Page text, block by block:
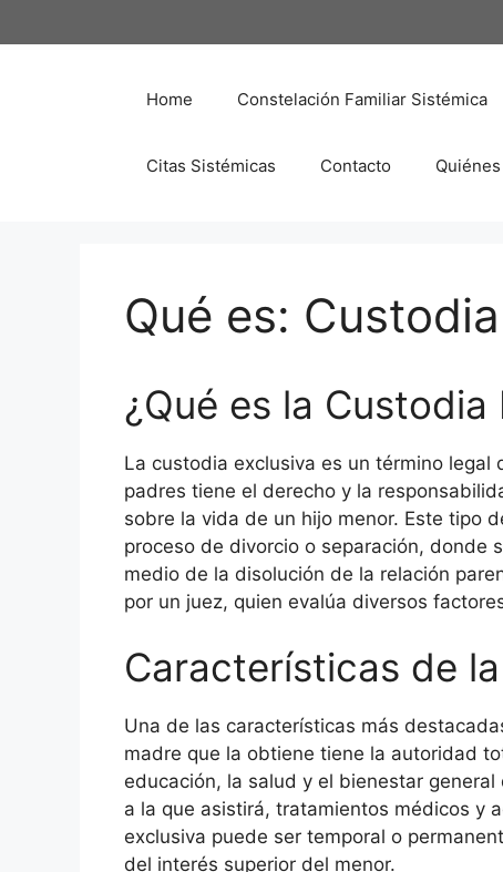
al
Home Constelación Familiar Sistémica
Citas Sistémicas Contacto
Qué es:
¿Qué es la Custodia
La custodia exclusiva es un término
padres tiene el derecho y la
sobre la vida de un hijo menor. Este tipo
proceso de divorcio o separación, donde
medio de la disolución de la relación
por un juez, quien evalúa diversos
Características de
Una de las características más
madre que la obtiene tiene la autoridad
educación, la salud y el bienestar
a la que asistirá, tratamientos médicos y
exclusiva puede ser temporal o
del interés superior del menor.